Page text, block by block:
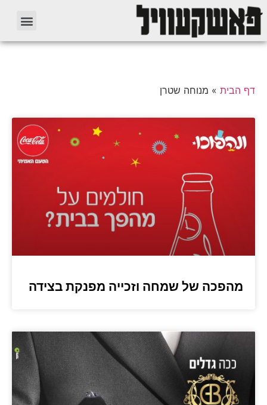
דף הבית » מנוחה שטרן
מהפכה של שמחה וזכייה מפנקת בצידה